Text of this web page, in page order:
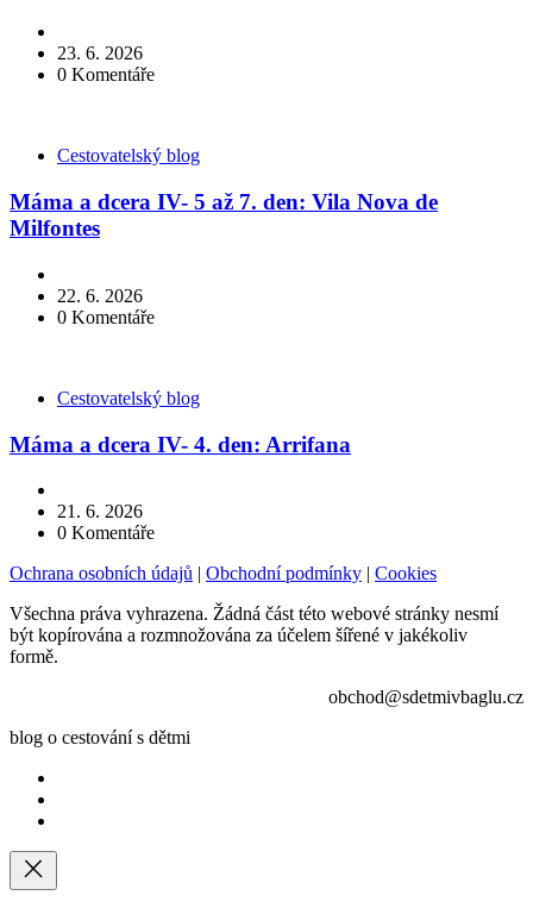
23. 6. 2026
0 Komentáře
KategorieCestovatelský blog
Máma a dcera IV- 5 až 7. den: Vila Nova de
Milfontes
22. 6. 2026
0 Komentáře
KategorieCestovatelský blog
Máma a dcera IV- 4. den: Arrifana
21. 6. 2026
0 Komentáře
Ochrana osobních údajů | Obchodní podmínky | Cookies
Všechna práva vyhrazena. Žádná část této webové stránky nesmí
být kopírována a rozmnožována za účelem šířené v jakékoliv
formě.
obchod@sdetmivbaglu.cz
blog o cestování s dětmi